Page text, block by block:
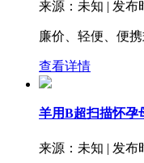
来源：未知 | 发布
廉价、轻便、便
查看详情
羊用B超扫描怀孕
来源：未知 | 发布